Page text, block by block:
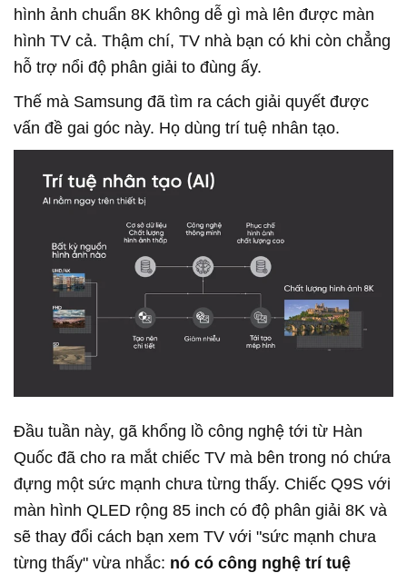
hình ảnh chuẩn 8K không dễ gì mà lên được màn
hình TV cả. Thậm chí, TV nhà bạn có khi còn chẳng
hỗ trợ nổi độ phân giải to đùng ấy.
Thế mà Samsung đã tìm ra cách giải quyết được
vấn đề gai góc này. Họ dùng trí tuệ nhân tạo.
Đầu tuần này, gã khổng lồ công nghệ tới từ Hàn
Quốc đã cho ra mắt chiếc TV mà bên trong nó chứa
đựng một sức mạnh chưa từng thấy. Chiếc Q9S với
màn hình QLED rộng 85 inch có độ phân giải 8K và
sẽ thay đổi cách bạn xem TV với "sức mạnh chưa
từng thấy" vừa nhắc: nó có công nghệ trí tuệ